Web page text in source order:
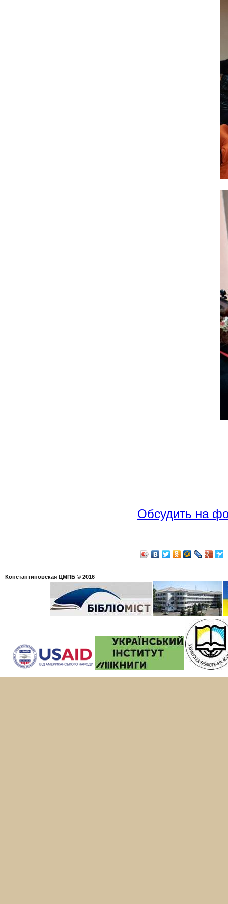
Обсудить на
Константиновская ЦМПБ © 2016